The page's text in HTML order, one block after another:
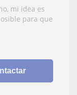
mi idea es
para que